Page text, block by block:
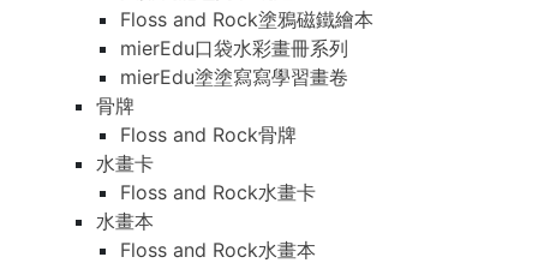
Floss and Rock塗鴉磁鐵繪本
mierEdu口袋水彩畫冊系列
mierEdu塗塗寫寫學習畫卷
骨牌
Floss and Rock骨牌
水畫卡
Floss and Rock水畫卡
水畫本
Floss and Rock水畫本